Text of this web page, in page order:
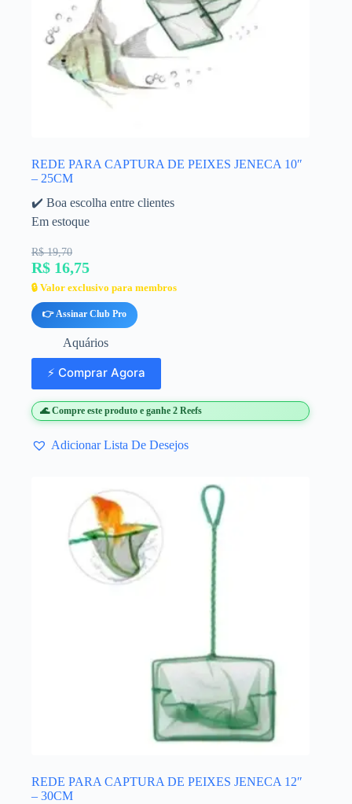
REDE PARA CAPTURA DE PEIXES JENECA 10″
– 25CM
✔️ Boa escolha entre clientes
Em estoque
R$ 19,70
R$ 16,75
🔒 Valor exclusivo para membros
👉 Assinar Club Pro
Aquários
⚡ Comprar Agora
🌊 Compre este produto e ganhe 2 Reefs
Adicionar Lista De Desejos
REDE PARA CAPTURA DE PEIXES JENECA 12″
– 30CM